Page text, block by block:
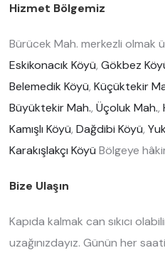
Hizmet Bölgemiz
Bürücek Mah. merkezli olmak
Eskikonacık Köyü, Gökbez
Belemedik Köyü, Küçüktekir
Büyüktekir Mah., Üçoluk Mah.,
Kamışlı Köyü, Dağdibi Köyü,
Karakışlakçı Köyü Bölgeye
Bize Ulaşın
Kapıda kalmak can sıkıcı
uzağınızdayız. Günün her